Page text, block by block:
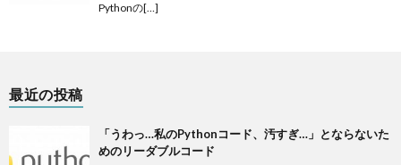
Pythonの[…]
最近の投稿
「うわっ…私のPythonコード、汚すぎ…」とならないた
めのリーダブルコード